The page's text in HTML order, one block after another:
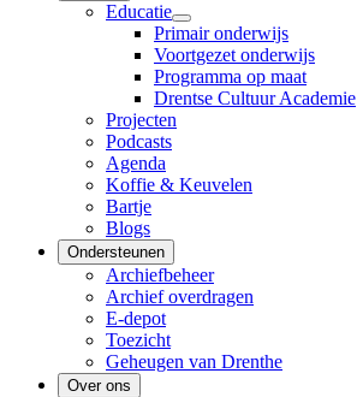
Educatie
Primair onderwijs
Voortgezet onderwijs
Programma op maat
Drentse Cultuur Academie
Projecten
Podcasts
Agenda
Koffie & Keuvelen
Bartje
Blogs
Ondersteunen
Archiefbeheer
Archief overdragen
E-depot
Toezicht
Geheugen van Drenthe
Over ons